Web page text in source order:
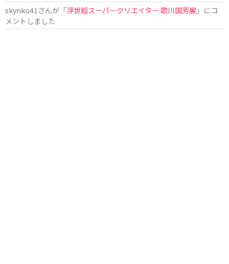
skynko41 さんが「浮世絵スーパークリエイター 歌川国芳展 」にコ
メントしました